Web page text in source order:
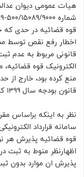
هیات عمومی دیوان
قوه قضائیه در حدی
اخطار رفع نقص توسط
قانونی مربوط به عدم
الکترونیک قوه
قانون بودجه سال ۱۳۹۹ کل کشور تشخیص و ابطال شده است.
نظر به اینکه براساس
سامانه قرارداد
قوه قضائیه پذیرش هر
اظهارنظر منوط به ثبت
پذیرش ان موارد بدون